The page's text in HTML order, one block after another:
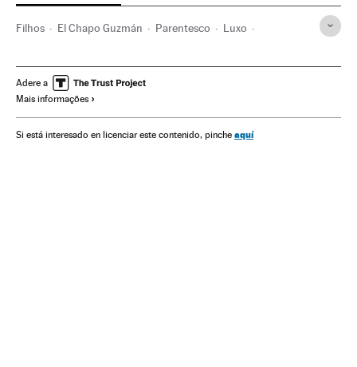
Filhos El Chapo Guzmán Parentesco Luxo
Estilo vida Sociedade Comunicações
Cartel de Sinaloa
Crime organizado Narcotráfico Delinquência
Adere a
Mais informações
Si está interesado en licenciar este contenido, pinche aquí